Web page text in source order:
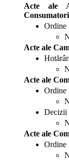
Acte ale
Ordine
Acte ale
Acte ale
Ordine
Decizii
Acte ale
Ordine